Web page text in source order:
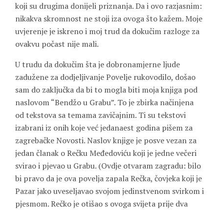
koji su drugima donijeli priznanja. Da i ovo razjasnim:
nikakva skromnost ne stoji iza ovoga što kažem. Moje
uvjerenje je iskreno i moj trud da dokučim razloge za
ovakvu počast nije mali.
U trudu da dokučim šta je dobronamjerne ljude
zadužene za dodjeljivanje Povelje rukovodilo, došao
sam do zaključka da bi to mogla biti moja knjiga pod
naslovom “Bendžo u Grabu”. To je zbirka načinjena
od tekstova sa temama zavičajnim. Ti su tekstovi
izabrani iz onih koje već jedanaest godina pišem za
zagrebačke Novosti. Naslov knjige je posve vezan za
jedan članak o Rečku Međedoviću koji je jedne večeri
svirao i pjevao u Grabu. (Ovdje otvaram zagradu: bilo
bi pravo da je ova povelja zapala Rečka, čovjeka koji je
Pazar jako uveseljavao svojom jedinstvenom svirkom i
pjesmom. Rečko je otišao s ovoga svijeta prije dva